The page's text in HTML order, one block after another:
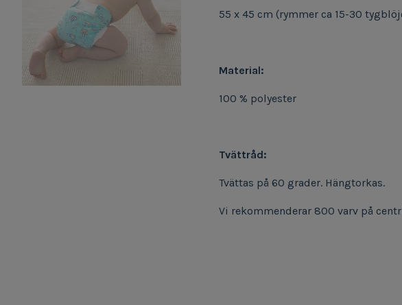
55 x 45 cm (rymmer ca 15-30
Material:
100 % polyester
Tvättråd:
Tvättas på 60 grader. Hängtorkas.
Vi rekommenderar 800 varv på